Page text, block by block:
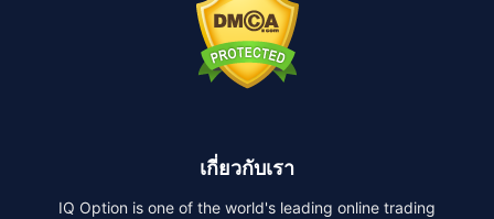
เกี่ยวกับเรา
IQ Option is one of the world's leading online trading